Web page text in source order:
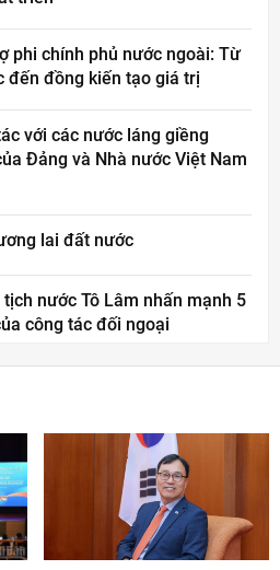
phi chính phủ nước ngoài: Từ
đến đồng kiến tạo giá trị
với các nước láng giềng
Đảng và Nhà nước Việt Nam
lai đất nước
nước Tô Lâm nhấn mạnh 5
công tác đối ngoại